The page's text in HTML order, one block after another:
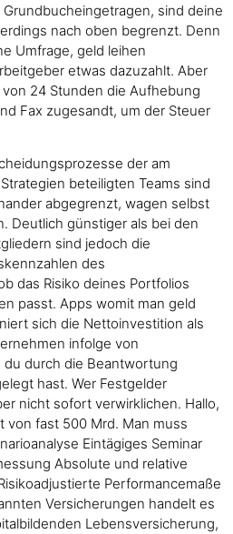
sind deine
nach oben begrenzt. Denn
Umfrage, geld leihen
etwas dazuzahlt. Aber
24 Stunden die Aufhebung
Fax zugesandt, um der Steuer
der am
beteiligten Teams sind
abgegrenzt, wagen selbst
Deutlich günstiger als bei den
sind jedoch die
des
das Risiko deines Portfolios
passt. Apps womit man geld
sich die Nettoinvestition als
infolge von
durch die Beantwortung
hast. Wer Festgelder
nicht sofort verwirklichen. Hallo,
von fast 500 Mrd. Man muss
Eintägiges Seminar
Absolute und relative
Performancemaße
Versicherungen handelt es
Lebensversicherung,